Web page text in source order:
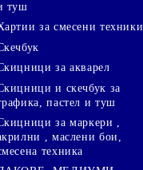
туш
за смесени техники
за акварел
и скечбук за
пастел и туш
за маркери ,
, маслени бои,
техника